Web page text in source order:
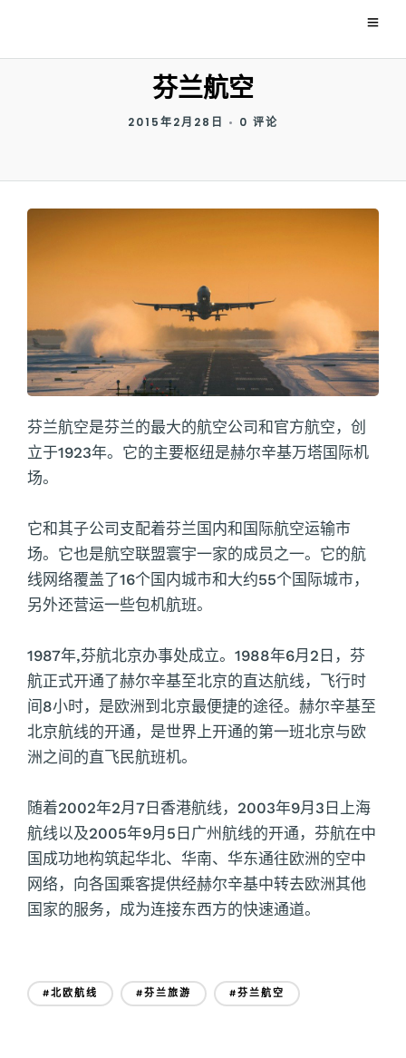
芬兰航空
2015年2月28日 • 0 评论
芬兰航空是芬兰的最大的航空公司和官方航空，创
立于1923年。它的主要枢纽是赫尔辛基万塔国际机
场。
它和其子公司支配着芬兰国内和国际航空运输市
场。它也是航空联盟寰宇一家的成员之一。它的航
线网络覆盖了16个国内城市和大约55个国际城市，
另外还营运一些包机航班。
1987年,芬航北京办事处成立。1988年6月2日，芬
航正式开通了赫尔辛基至北京的直达航线，飞行时
间8小时，是欧洲到北京最便捷的途径。赫尔辛基至
北京航线的开通，是世界上开通的第一班北京与欧
洲之间的直飞民航班机。
随着2002年2月7日香港航线，2003年9月3日上海
航线以及2005年9月5日广州航线的开通，芬航在中
国成功地构筑起华北、华南、华东通往欧洲的空中
网络，向各国乘客提供经赫尔辛基中转去欧洲其他
国家的服务，成为连接东西方的快速通道。
#北欧航线 #芬兰旅游 #芬兰航空